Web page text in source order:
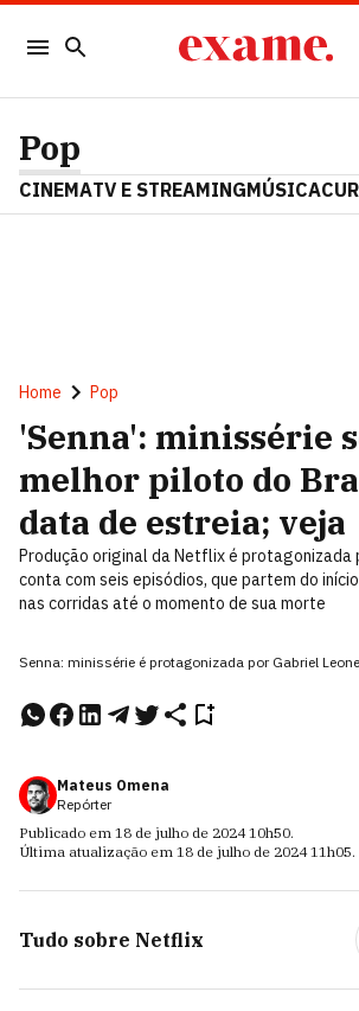
Pop
CINEMATV E STREAMINGMÚSICA
Home Pop
'Senna': minissérie
melhor piloto do
data de estreia; veja
Produção original da Netflix é protagonizada
conta com seis episódios, que partem do
nas corridas até o momento de sua morte
Senna: minissérie é protagonizada por Gabriel
Mateus Omena
Repórter
Publicado em 18 de julho de 2024 10h50.
Última atualização em 18 de julho de 2024 11h05.
Tudo sobre Netflix